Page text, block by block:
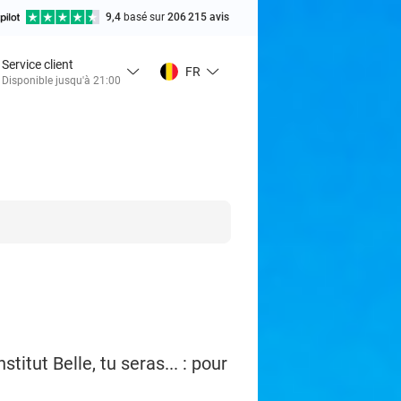
9,4 basé sur 206 215 avis
Service client
Disponible jusqu'à 21:00
FR
Belle, tu seras... : pour